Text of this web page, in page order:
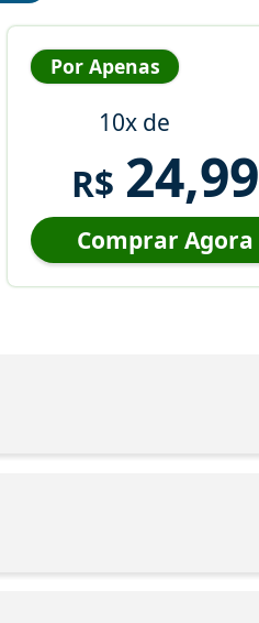
Por Apenas
10x de
R$ 24,99
Comprar Agora